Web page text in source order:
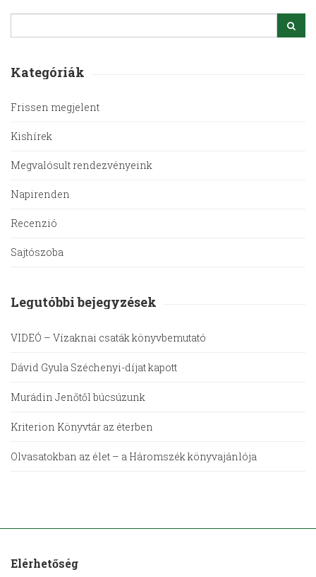
Kategóriák
Frissen megjelent
Kishírek
Megvalósult rendezvényeink
Napirenden
Recenzió
Sajtószoba
Legutóbbi bejegyzések
VIDEÓ – Vízaknai csaták könyvbemutató
Dávid Gyula Széchenyi-díjat kapott
Murádin Jenőtől búcsúzunk
Kriterion Könyvtár az éterben
Olvasatokban az élet – a Háromszék könyvajánlója
Elérhetőség